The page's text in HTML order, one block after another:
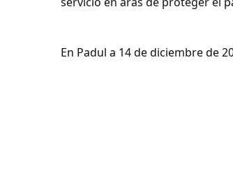
En Padul a 14 de diciembre de